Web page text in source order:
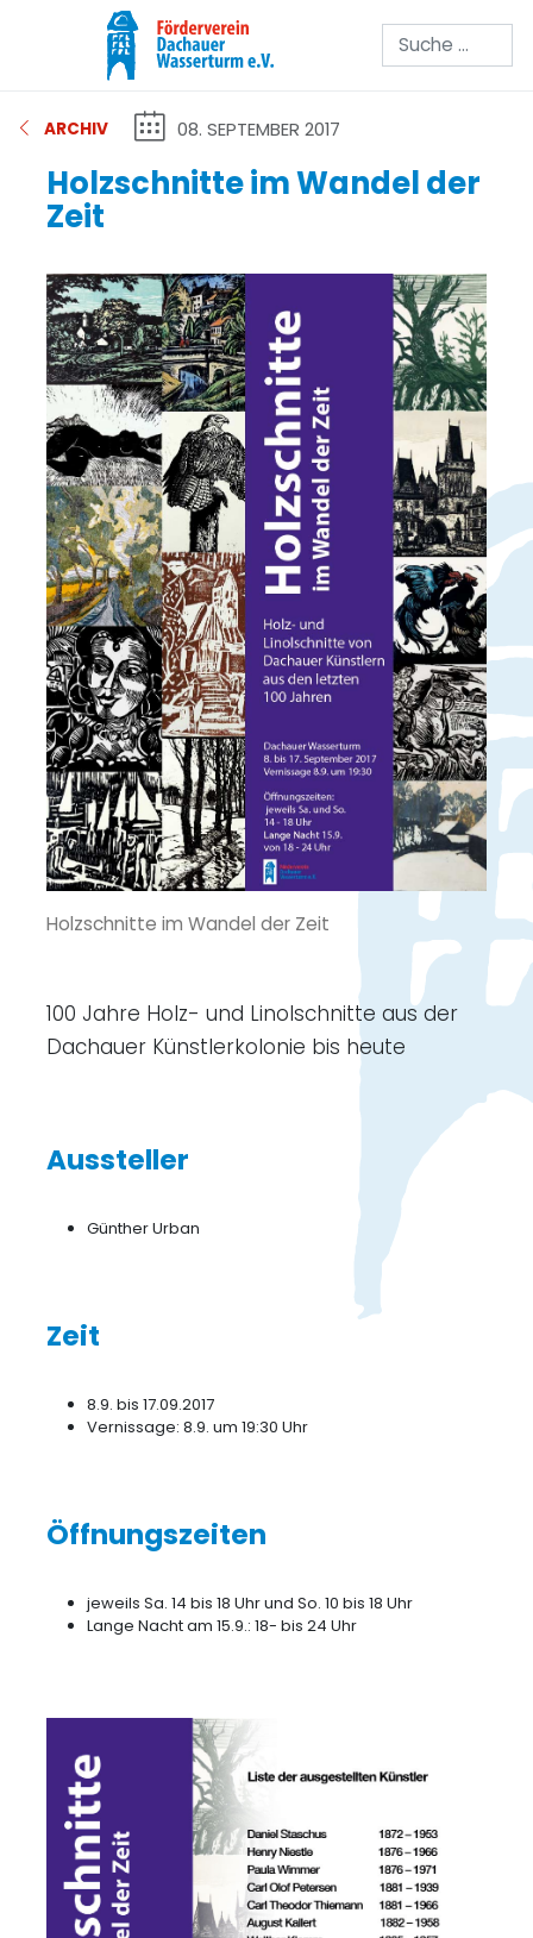
Suchen
ARCHIV 08. SEPTEMBER 2017
Holzschnitte im Wandel der
Zeit
Holzschnitte im Wandel der Zeit
100 Jahre Holz- und Linolschnitte aus der
Dachauer Künstlerkolonie bis heute
Aussteller
Günther Urban
Zeit
8.9. bis 17.09.2017
Vernissage: 8.9. um 19:30 Uhr
Öffnungszeiten
jeweils Sa. 14 bis 18 Uhr und So. 10 bis 18 Uhr
Lange Nacht am 15.9.: 18- bis 24 Uhr